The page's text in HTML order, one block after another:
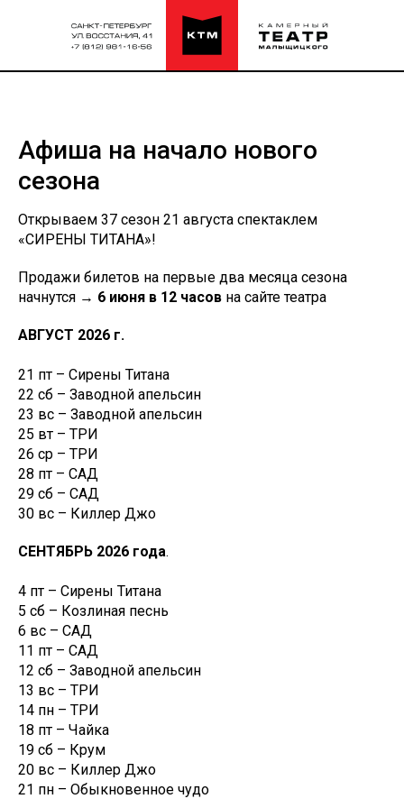
Афиша на начало нового
сезона
Открываем 37 сезон 21 августа спектаклем
«СИРЕНЫ ТИТАНА»!
Продажи билетов на первые два месяца сезона
начнутся → 6 июня в 12 часов на сайте театра
АВГУСТ 2026 г.
21 пт – Сирены Титана
22 сб – Заводной апельсин
23 вс – Заводной апельсин
25 вт – ТРИ
26 ср – ТРИ
28 пт – САД
29 сб – САД
30 вс – Киллер Джо
СЕНТЯБРЬ 2026 года.
4 пт – Сирены Титана
5 сб – Козлиная песнь
6 вс – САД
11 пт – САД
12 сб – Заводной апельсин
13 вс – ТРИ
14 пн – ТРИ
18 пт – Чайка
19 сб – Крум
20 вс – Киллер Джо
21 пн – Обыкновенное чудо